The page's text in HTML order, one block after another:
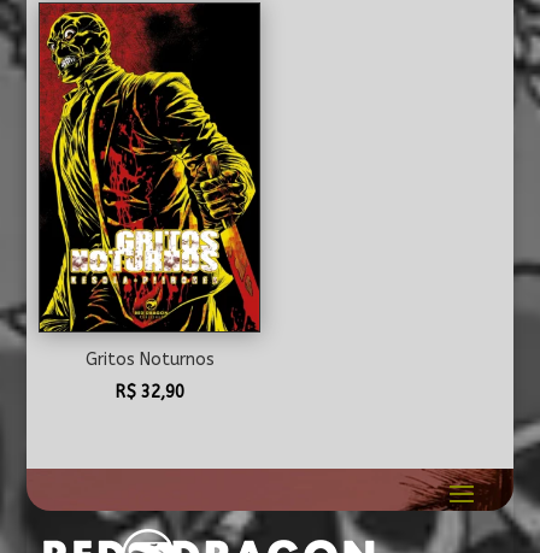
Gritos Noturnos
R$32,90